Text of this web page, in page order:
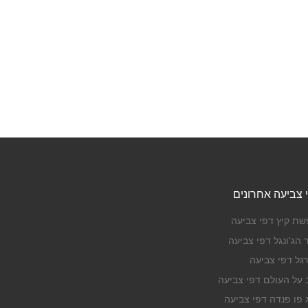
צביעה אחרונים
קיץ דפי צביעה
הג'ונגל דפי צביעה
דפי צביעה
על העולם דפי צביעה
פו פנדה דפי צביעה